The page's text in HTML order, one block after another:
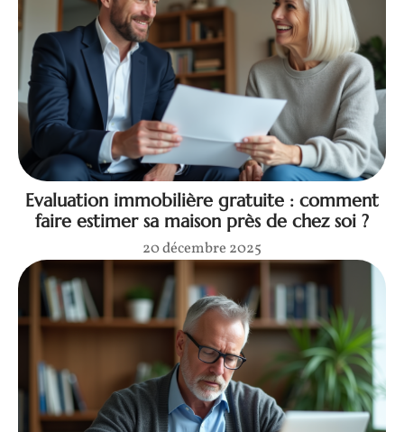
Evaluation immobilière gratuite : comment
faire estimer sa maison près de chez soi ?
20 décembre 2025